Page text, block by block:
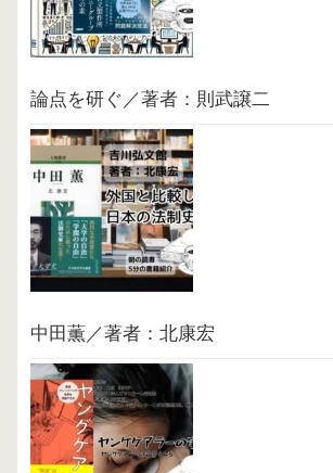
論点を研ぐ／著者：則武譲二
中田薫／著者：北康宏